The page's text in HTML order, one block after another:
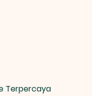
Terpercaya